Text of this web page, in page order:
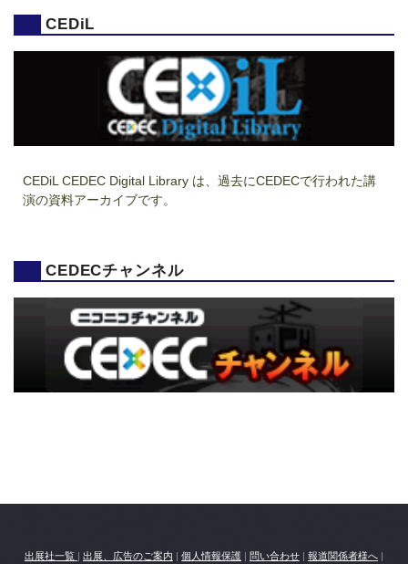
CEDiL
CEDiL CEDEC Digital Library は、過去にCEDECで行われた講
演の資料アーカイブです。
CEDECチャンネル
出展社一覧 出展、広告のご案内 個人情報保護 問い合わせ 報道関係者様へ